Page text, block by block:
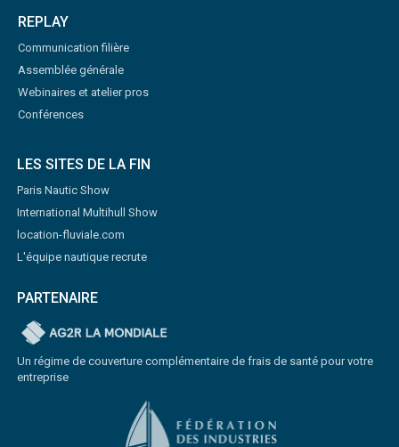
REPLAY
Communication filière
Assemblée générale
Webinaires et atelier pros
Conférences
LES SITES DE LA FIN
Paris Nautic Show
International Multihull Show
location-fluviale.com
L'équipe nautique recrute
PARTENAIRE
Un régime de couverture complémentaire de frais de santé pour votre
entreprise